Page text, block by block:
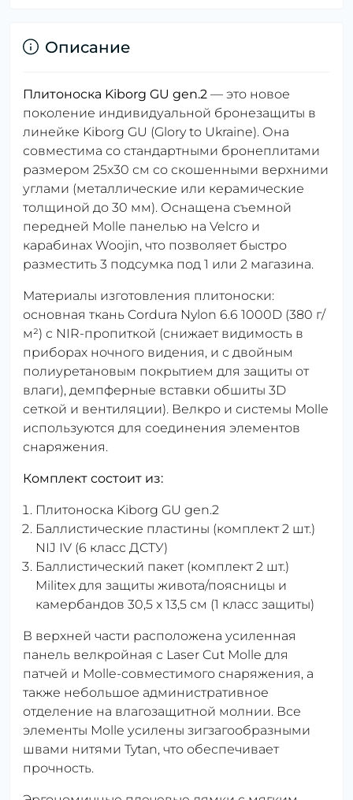
Описание
Плитоноска Kiborg GU gen.2 — это новое
поколение индивидуальной бронезащиты в
линейке Kiborg GU (Glory to Ukraine). Она
совместима со стандартными бронеплитами
размером 25x30 см со скошенными верхними
углами (металлические или керамические
толщиной до 30 мм). Оснащена съемной
передней Molle панелью на Velcro и
карабинах Woojin, что позволяет быстро
разместить 3 подсумка под 1 или 2 магазина.
Материалы изготовления плитоноски:
основная ткань Cordura Nylon 6.6 1000D (380 г/
м²) с NIR-пропиткой (снижает видимость в
приборах ночного видения, и с двойным
полиуретановым покрытием для защиты от
влаги), демпферные вставки обшиты 3D
сеткой и вентиляции). Велкро и системы Molle
используются для соединения элементов
снаряжения.
Комплект состоит из:
Плитоноска Kiborg GU gen.2
Баллистические пластины (комплект 2 шт.)
NIJ IV (6 класс ДСТУ)
Баллистический пакет (комплект 2 шт.)
Militex для защиты живота/поясницы и
камербандов 30,5 x 13,5 см (1 класс защиты)
В верхней части расположена усиленная
панель велкройная с Laser Cut Molle для
патчей и Molle-совместимого снаряжения, а
также небольшое административное
отделение на влагозащитной молнии. Все
элементы Molle усилены зигзагообразными
швами нитями Tytan, что обеспечивает
прочность.